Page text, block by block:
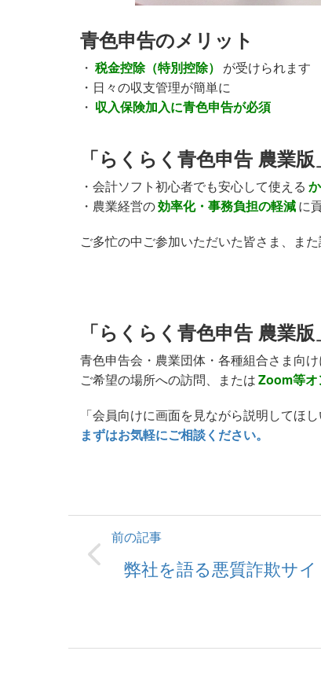
青色申告のメリット
・ 税金控除（特別控除） が受けられます
・日々の収支管理が簡単に
・ 収入保険加入に青色申告が必須
「らくらく青色申告 農業
・会計ソフト初心者でも安心して使える
・農業経営の効率化・事務負担の軽減に
ご多忙の中ご参加いただいた皆さま、ま
「らくらく青色申告 農業
青色申告会・農業団体・各種組合さま向け
ご希望の場所への訪問、またはZoom等オ
「会員向けに画面を見ながら説明してほ
まずはお気軽にご相談ください。
前の記事
弊社を語る悪質詐欺サ